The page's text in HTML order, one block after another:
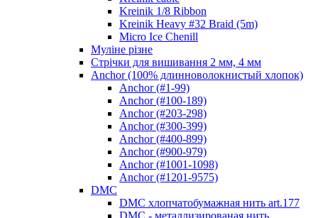
Kreinik 1/8 Ribbon
Kreinik Heavy #32 Braid (5m)
Micro Ice Chenill
Муліне різне
Стрічки для вишивання 2 мм, 4 мм
Anchor (100% длинноволокнистый хлопок)
Anchor (#1-99)
Anchor (#100-189)
Anchor (#203-298)
Anchor (#300-399)
Anchor (#400-899)
Anchor (#900-979)
Anchor (#1001-1098)
Anchor (#1201-9575)
DMC
DMC хлопчатобумажная нить art.177
DMC - металлизированая нить